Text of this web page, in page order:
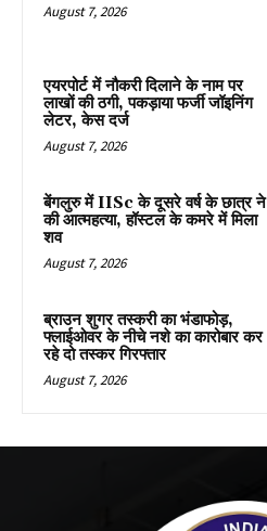
August 7, 2026
एयरपोर्ट में नौकरी दिलाने के नाम पर
लाखों की ठगी, पकड़ाया फर्जी जॉइनिंग
लेटर, केस दर्ज
August 7, 2026
बेंगलुरु में IISc के दूसरे वर्ष के छात्र ने
की आत्महत्या, हॉस्टल के कमरे में मिला
शव
August 7, 2026
ब्राउन शुगर तस्करी का भंडाफोड़,
फ्लाईओवर के नीचे नशे का कारोबार कर
रहे दो तस्कर गिरफ्तार
August 7, 2026